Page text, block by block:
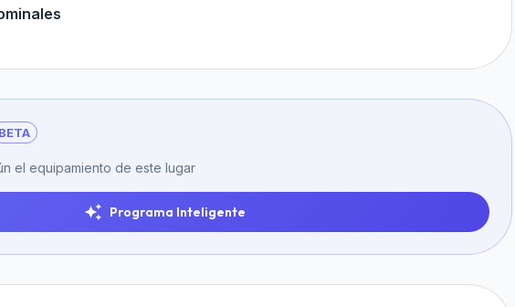
BETA
el equipamiento de este lugar
Programa Inteligente